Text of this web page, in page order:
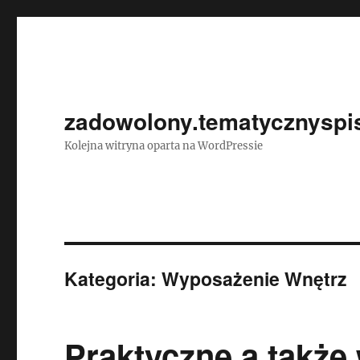
Kolejna witryna oparta na WordPressie
Kategoria:Wyposażenie Wnętrz